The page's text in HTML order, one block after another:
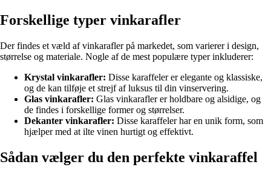
Forskellige typer vinkarafler
Der findes et væld af vinkarafler på markedet, som varierer i design,
størrelse og materiale. Nogle af de mest populære typer inkluderer:
Krystal vinkarafler: Disse karaffeler er elegante og klassiske,
og de kan tilføje et strejf af luksus til din vinservering.
Glas vinkarafler: Glas vinkarafler er holdbare og alsidige, og
de findes i forskellige former og størrelser.
Dekanter vinkarafler: Disse karaffeler har en unik form, som
hjælper med at ilte vinen hurtigt og effektivt.
Sådan vælger du den perfekte vinkaraffel